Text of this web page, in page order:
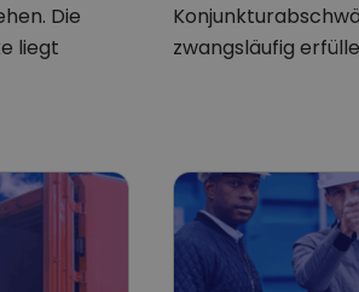
Die
liegt
zwangsläufig